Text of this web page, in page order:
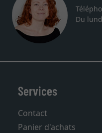
Du
Services
Contact
Panier d'achats